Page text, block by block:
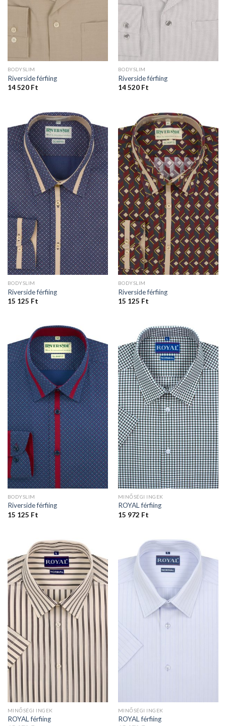
BODYSLIM
Riverside férfiing
14 520 Ft
BODYSLIM
Riverside férfiing
14 520 Ft
BODYSLIM
Riverside férfiing
15 125 Ft
BODYSLIM
Riverside férfiing
15 125 Ft
BODYSLIM
Riverside férfiing
15 125 Ft
MINŐSÉGI INGEK
ROYAL férfiing
15 972 Ft
MINŐSÉGI INGEK
ROYAL férfiing
MINŐSÉGI INGEK
ROYAL férfiing